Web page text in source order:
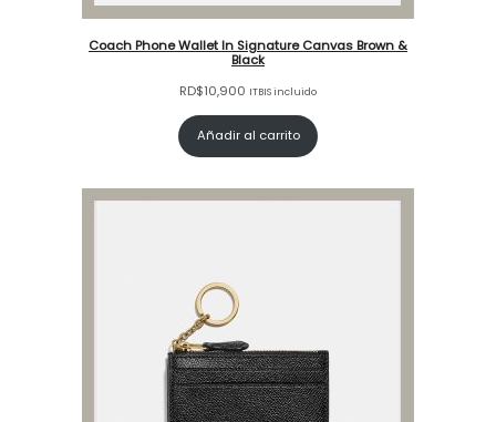
Coach Phone Wallet In Signature Canvas Brown &
Black
RD$10,900 ITBIS incluido
Añadir al carrito